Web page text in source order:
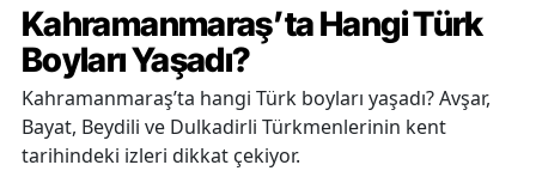
Kahramanmaraş’ta Hangi Türk
Boyları Yaşadı?
Kahramanmaraş’ta hangi Türk boyları yaşadı? Avşar,
Bayat, Beydili ve Dulkadirli Türkmenlerinin kent
tarihindeki izleri dikkat çekiyor.